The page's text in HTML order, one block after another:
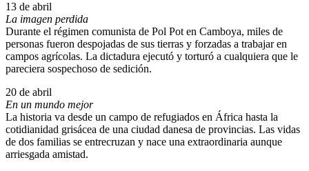
13 de abril
La imagen perdida
Durante el régimen comunista de Pol Pot en Camboya, miles de
personas fueron despojadas de sus tierras y forzadas a trabajar en
campos agrícolas. La dictadura ejecutó y torturó a cualquiera que le
pareciera sospechoso de sedición.
20 de abril
En un mundo mejor
La historia va desde un campo de refugiados en África hasta la
cotidianidad grisácea de una ciudad danesa de provincias. Las vidas
de dos familias se entrecruzan y nace una extraordinaria aunque
arriesgada amistad.